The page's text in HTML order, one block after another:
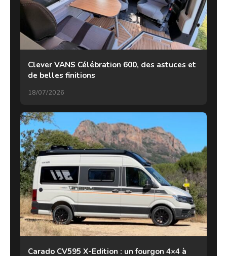
Clever VANS Célébration 600, des astuces et
de belles finitions
18/07/2026
Carado CV595 X-Edition : un fourgon 4×4 à